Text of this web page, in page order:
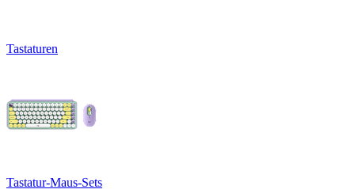
Tastaturen
Tastatur-Maus-Sets